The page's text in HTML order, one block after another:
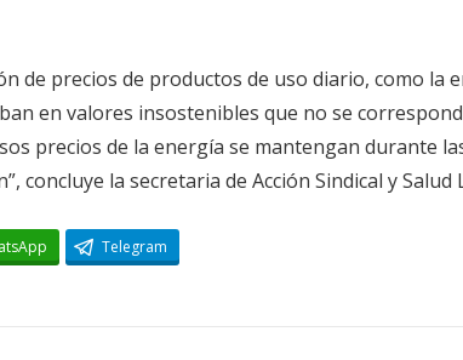
de precios de productos de uso diario, como la
en valores insostenibles que no se
precios de la energía se mantengan durante
concluye la secretaria de Acción Sindical y Salud
Telegram